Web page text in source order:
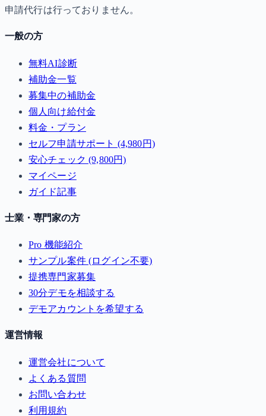
申請代行は行っておりません。
一般の方
無料AI診断
補助金一覧
募集中の補助金
個人向け給付金
料金・プラン
セルフ申請サポート (4,980円)
安心チェック (9,800円)
マイページ
ガイド記事
士業・専門家の方
Pro 機能紹介
サンプル案件 (ログイン不要)
提携専門家募集
30分デモを相談する
デモアカウントを希望する
運営情報
運営会社について
よくある質問
お問い合わせ
利用規約